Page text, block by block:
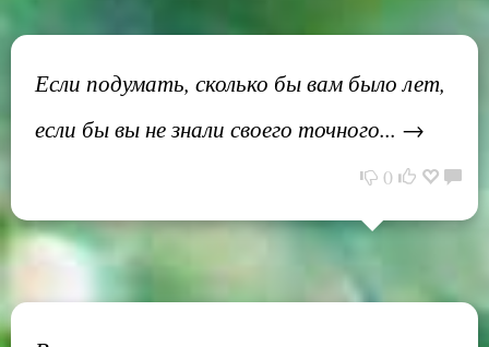
Если подумать, сколько бы вам было лет,
если бы вы не знали своего точного... →
0